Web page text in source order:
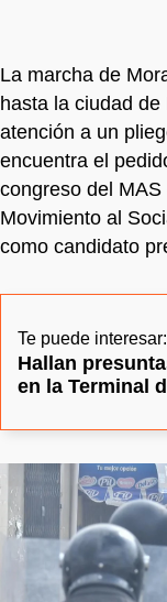
La marcha de
hasta la ciudad
atención a un
encuentra el
congreso del
Movimiento al
como candidato
Te puede interesar:
Hallan
en la Terminal